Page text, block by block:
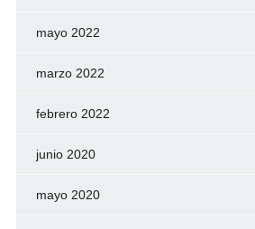
mayo 2022
marzo 2022
febrero 2022
junio 2020
mayo 2020